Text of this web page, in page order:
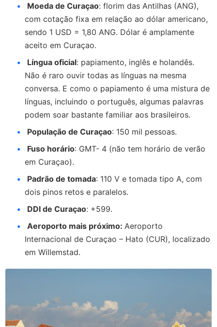
Moeda de Curaçao: florim das Antilhas (ANG),
com cotação fixa em relação ao dólar americano,
sendo 1 USD = 1,80 ANG. Dólar é amplamente
aceito em Curaçao.
Língua oficial: papiamento, inglês e holandês.
Não é raro ouvir todas as línguas na mesma
conversa. E como o papiamento é uma mistura de
línguas, incluindo o português, algumas palavras
podem soar bastante familiar aos brasileiros.
População de Curaçao: 150 mil pessoas.
Fuso horário: GMT- 4 (não tem horário de verão
em Curaçao).
Padrão de tomada: 110 V e tomada tipo A, com
dois pinos retos e paralelos.
DDI de Curaçao: +599.
Aeroporto mais próximo: Aeroporto
Internacional de Curaçao – Hato (CUR), localizado
em Willemstad.